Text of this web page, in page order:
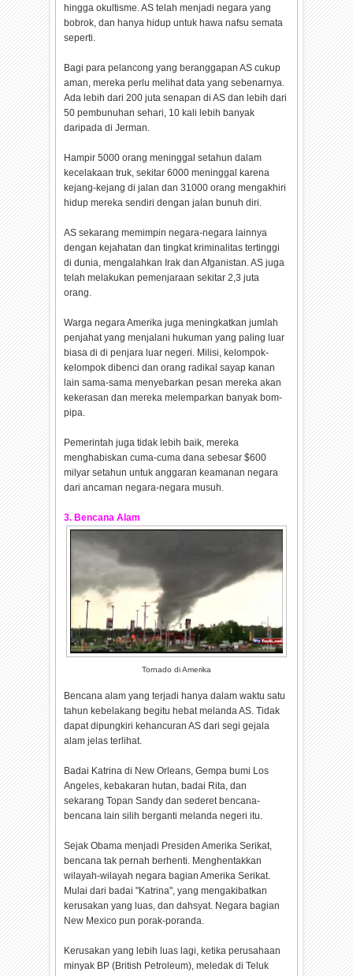
hingga okultisme. AS telah menjadi negara yang
bobrok, dan hanya hidup untuk hawa nafsu semata
seperti.
Bagi para pelancong yang beranggapan AS cukup
aman, mereka perlu melihat data yang sebenarnya.
Ada lebih dari 200 juta senapan di AS dan lebih dari
50 pembunuhan sehari, 10 kali lebih banyak
daripada di Jerman.
Hampir 5000 orang meninggal setahun dalam
kecelakaan truk, sekitar 6000 meninggal karena
kejang-kejang di jalan dan 31000 orang mengakhiri
hidup mereka sendiri dengan jalan bunuh diri.
AS sekarang memimpin negara-negara lainnya
dengan kejahatan dan tingkat kriminalitas tertinggi
di dunia, mengalahkan Irak dan Afganistan. AS juga
telah melakukan pemenjaraan sekitar 2,3 juta
orang.
Warga negara Amerika juga meningkatkan jumlah
penjahat yang menjalani hukuman yang paling luar
biasa di di penjara luar negeri. Milisi, kelompok-
kelompok dibenci dan orang radikal sayap kanan
lain sama-sama menyebarkan pesan mereka akan
kekerasan dan mereka melemparkan banyak bom-
pipa.
Pemerintah juga tidak lebih baik, mereka
menghabiskan cuma-cuma dana sebesar $600
milyar setahun untuk anggaran keamanan negara
dari ancaman negara-negara musuh.
3. Bencana Alam
Tornado di Amerika
Bencana alam yang terjadi hanya dalam waktu satu
tahun kebelakang begitu hebat melanda AS. Tidak
dapat dipungkiri kehancuran AS dari segi gejala
alam jelas terlihat.
Badai Katrina di New Orleans, Gempa bumi Los
Angeles, kebakaran hutan, badai Rita, dan
sekarang Topan Sandy dan sederet bencana-
bencana lain silih berganti melanda negeri itu.
Sejak Obama menjadi Presiden Amerika Serikat,
bencana tak pernah berhenti. Menghentakkan
wilayah-wilayah negara bagian Amerika Serikat.
Mulai dari badai "Katrina", yang mengakibatkan
kerusakan yang luas, dan dahsyat. Negara bagian
New Mexico pun porak-poranda.
Kerusakan yang lebih luas lagi, ketika perusahaan
minyak BP (British Petroleum), meledak di Teluk